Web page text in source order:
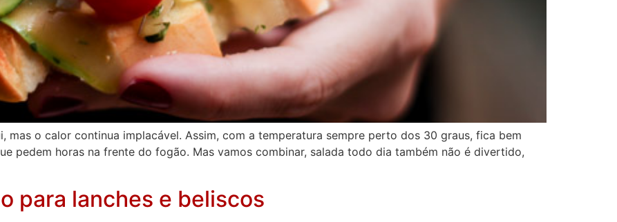
mas o calor continua implacável. Assim, com a temperatura sempre perto dos 30 graus, fica bem
pedem horas na frente do fogão. Mas vamos combinar, salada todo dia também não é divertido,
para lanches e beliscos